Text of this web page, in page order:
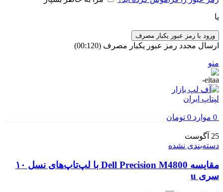
یا
ورود با رمز عبور یکبار مصرف
ارسال مجدد رمز عبور یکبار مصرف (00:
120
)
منو
0 موارد 0 تومان
25 آگوست
دسته‌بندی نشده
مقایسه Dell Precision M4800 با لپ‌تاپ‌های نسل ۱۰
سری u